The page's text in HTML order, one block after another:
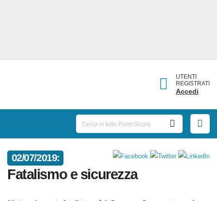
UTENTI
REGISTRATI
Accedi
02/07/2019:
Fatalismo e sicurezza